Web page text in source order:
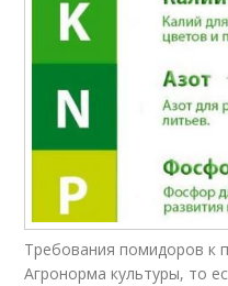
Требования помидоров к
Агронорма культуры, то